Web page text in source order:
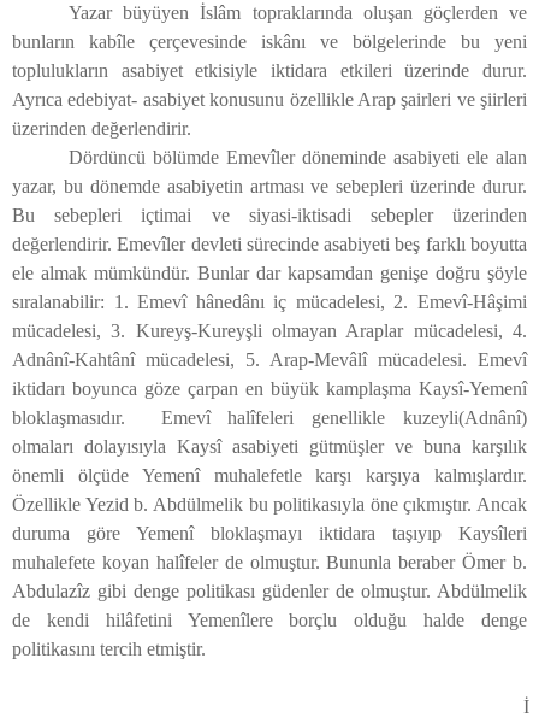
Yazar büyüyen İslâm topraklarında oluşan göçlerden ve
bunların kabîle çerçevesinde iskânı ve bölgelerinde bu yeni
toplulukların asabiyet etkisiyle iktidara etkileri üzerinde durur.
Ayrıca edebiyat- asabiyet konusunu özellikle Arap şairleri ve şiirleri
üzerinden değerlendirir.
Dördüncü bölümde Emevîler döneminde asabiyeti ele alan
yazar, bu dönemde asabiyetin artması ve sebepleri üzerinde durur.
Bu sebepleri içtimai ve siyasi-iktisadi sebepler üzerinden
değerlendirir. Emevîler devleti sürecinde asabiyeti beş farklı boyutta
ele almak mümkündür. Bunlar dar kapsamdan genişe doğru şöyle
sıralanabilir: 1. Emevî hânedânı iç mücadelesi, 2. Emevî-Hâşimi
mücadelesi, 3. Kureyş-Kureyşli olmayan Araplar mücadelesi, 4.
Adnânî-Kahtânî mücadelesi, 5. Arap-Mevâlî mücadelesi. Emevî
iktidarı boyunca göze çarpan en büyük kamplaşma Kaysî-Yemenî
bloklaşmasıdır.
Emevî halîfeleri genellikle kuzeyli(Adnânî)
olmaları dolayısıyla Kaysî asabiyeti gütmüşler ve buna karşılık
önemli ölçüde Yemenî muhalefetle karşı karşıya kalmışlardır.
Özellikle Yezid b. Abdülmelik bu politikasıyla öne çıkmıştır. Ancak
duruma göre Yemenî bloklaşmayı iktidara taşıyıp Kaysîleri
muhalefete koyan halîfeler de olmuştur. Bununla beraber Ömer b.
Abdulazîz gibi denge politikası güdenler de olmuştur. Abdülmelik
de kendi hilâfetini Yemenîlere borçlu olduğu halde denge
politikasını tercih etmiştir.
İ